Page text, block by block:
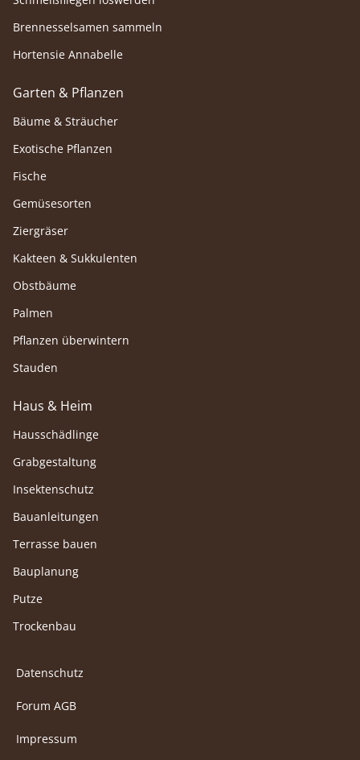
Brennesselsamen sammeln
Hortensie Annabelle
Garten & Pflanzen
Bäume & Sträucher
Exotische Pflanzen
Fische
Gemüsesorten
Ziergräser
Kakteen & Sukkulenten
Obstbäume
Palmen
Pflanzen überwintern
Stauden
Haus & Heim
Hausschädlinge
Grabgestaltung
Insektenschutz
Bauanleitungen
Terrasse bauen
Bauplanung
Putze
Trockenbau
Datenschutz
Forum AGB
Impressum